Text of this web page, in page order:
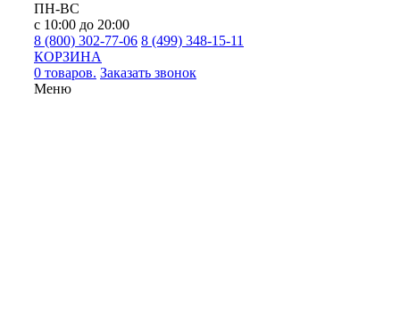
ПН-ВС
с 10:00 до 20:00
8 (800) 302-77-06 8 (499) 348-15-11
КОРЗИНА
0 товаров. Заказать звонок
Меню